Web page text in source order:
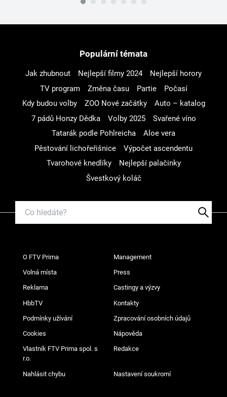
Populární témata
Jak zhubnout Nejlepší filmy 2024
Nejlepší horory
TV program
Změna času Partie
Počasí
Kdy budou volby
ZOO Nové začátky
Auto – katalog
7 pádů Honzy Dědka
Volby 2025
Svařené víno
Tatarák podle Pohlreicha
Aloe vera
Pěstování lichořeřišnice
Výpočet ascendentu
Tvarohové knedlíky
Nejlepší palačinky
Švestkový koláč
O FTV Prima Management
Volná místa Press
Reklama Castingy a výzvy
HbbTV Kontakty
Podmínky užívání Zpracování osobních údajů
Cookies Nápověda
Vlastník FTV Prima spol. s
r.o.
Redakce
Nahlásit chybu Nastavení soukromí